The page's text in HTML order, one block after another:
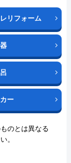
レリフォーム
ー
のとは異なる
。